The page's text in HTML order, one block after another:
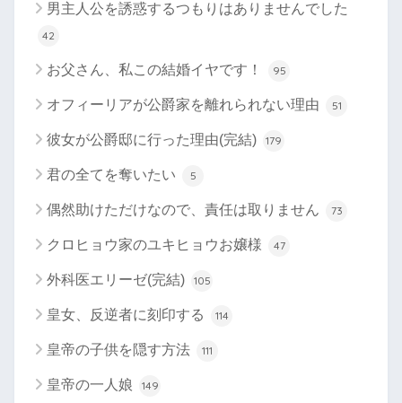
男主人公を誘惑するつもりはありませんでした
42
お父さん、私この結婚イヤです！ 95
オフィーリアが公爵家を離れられない理由 51
彼女が公爵邸に行った理由(完結) 179
君の全てを奪いたい 5
偶然助けただけなので、責任は取りません 73
クロヒョウ家のユキヒョウお嬢様 47
外科医エリーゼ(完結) 105
皇女、反逆者に刻印する 114
皇帝の子供を隠す方法 111
皇帝の一人娘 149